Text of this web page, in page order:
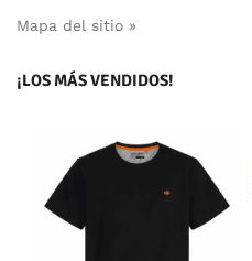
Mapa del sitio »
¡LOS MÁS VENDIDOS!